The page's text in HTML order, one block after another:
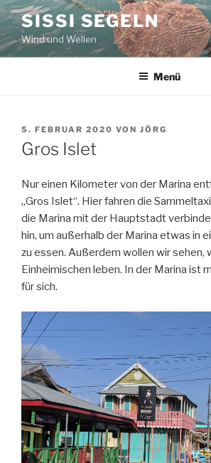
Zum
Inhalt
springen
SISSI SEGELN
Wind und Wellen
Menü
VERÖFFENTLICHT
AM
5. FEBRUAR 2020 VON JÖRG
Gros Islet
Nur einen Kilometer von der Marina
„Gros Islet“. Hier fahren die
die Marina mit der Hauptstadt
hin, um außerhalb der Marina etwas in
zu essen. Außerdem wollen wir sehen,
Einheimischen leben. In der Marina ist
für sich.